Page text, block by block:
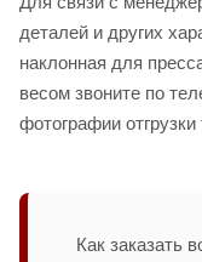
деталей и других
наклонная для
весом звоните по
фотографии
Как заказать